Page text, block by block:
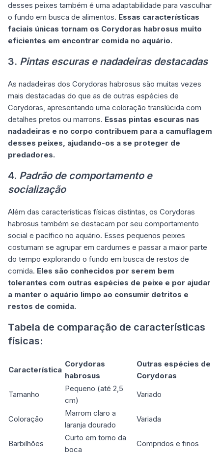
desses peixes também é uma adaptabilidade para vasculhar
o fundo em busca de alimentos. Essas características
faciais únicas tornam os Corydoras habrosus muito
eficientes em encontrar comida no aquário.
3. Pintas escuras e nadadeiras destacadas
As nadadeiras dos Corydoras habrosus são muitas vezes
mais destacadas do que as de outras espécies de
Corydoras, apresentando uma coloração translúcida com
detalhes pretos ou marrons. Essas pintas escuras nas
nadadeiras e no corpo contribuem para a camuflagem
desses peixes, ajudando-os a se proteger de
predadores.
4. Padrão de comportamento e
socialização
Além das características físicas distintas, os Corydoras
habrosus também se destacam por seu comportamento
social e pacífico no aquário. Esses pequenos peixes
costumam se agrupar em cardumes e passar a maior parte
do tempo explorando o fundo em busca de restos de
comida. Eles são conhecidos por serem bem
tolerantes com outras espécies de peixe e por ajudar
a manter o aquário limpo ao consumir detritos e
restos de comida.
Tabela de comparação de características
físicas:
Característica
Corydoras
habrosus
Outras espécies de
Corydoras
Tamanho
Pequeno (até 2,5
cm)
Variado
Coloração
Marrom claro a
laranja dourado
Variada
Barbilhões
Curto em torno da
boca
Compridos e finos